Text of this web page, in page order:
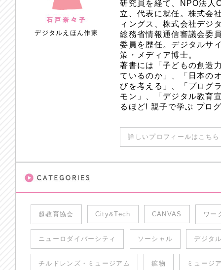
デジタルえほん作家
研究員を経て、NPO法人
立、代表に就任。株式会
ィングス、株式会社デジ
総務省情報通信審議会委
委員を歴任。デジタルサ
策・メディア博士。
著書には「子どもの創造
ているのか」、「日本の
びを考える」、「プログ
モン」、「デジタル教育
るほど! 親子で学ぶ プロ
詳しいプロフィールはこち
超教育協会 City&Tech CANVAS ワー
ニューロダイバーシティ ソーシャル デジタ
チルドレンズ・ミュージアム 鉱物 ミュージ